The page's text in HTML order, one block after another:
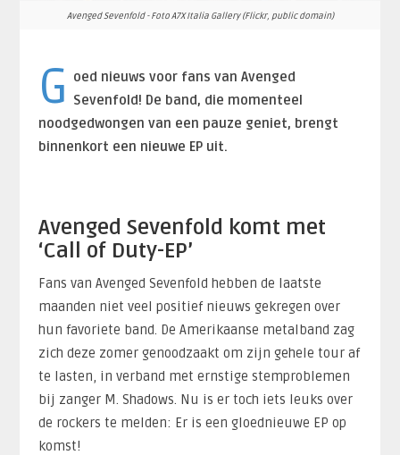
Avenged Sevenfold - Foto A7X Italia Gallery (Flickr, public domain)
G
oed nieuws voor fans van Avenged
Sevenfold! De band, die momenteel
noodgedwongen van een pauze geniet, brengt
binnenkort een nieuwe EP uit.
Avenged Sevenfold komt met
‘Call of Duty-EP’
Fans van Avenged Sevenfold hebben de laatste
maanden niet veel positief nieuws gekregen over
hun favoriete band. De Amerikaanse metalband zag
zich deze zomer genoodzaakt om zijn gehele tour af
te lasten, in verband met ernstige stemproblemen
bij zanger M. Shadows. Nu is er toch iets leuks over
de rockers te melden: Er is een gloednieuwe EP op
komst!